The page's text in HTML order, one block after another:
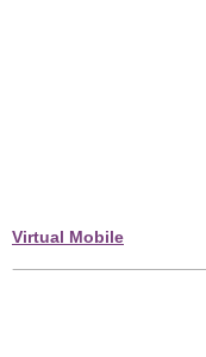
Virtual Mobile